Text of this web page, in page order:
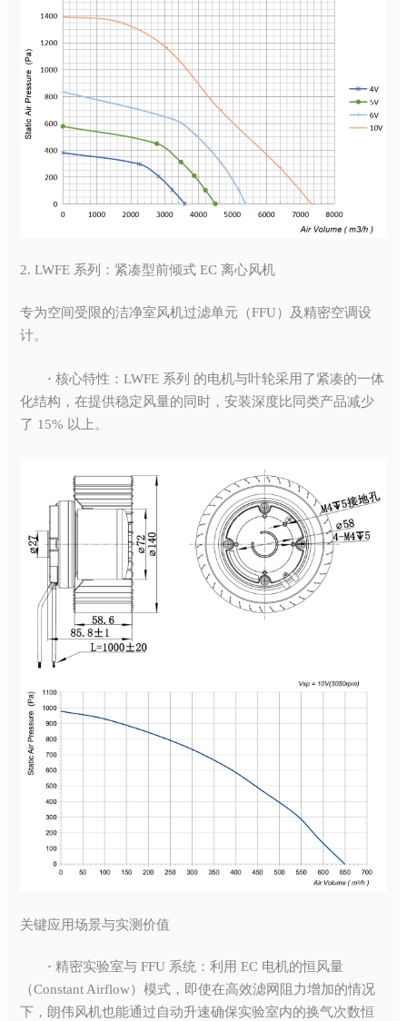
2. LWFE 系列：紧凑型前倾式 EC 离心风机
专为空间受限的洁净室风机过滤单元（FFU）及精密空调设
计。
· 核心特性：LWFE 系列 的电机与叶轮采用了紧凑的一体
化结构，在提供稳定风量的同时，安装深度比同类产品减少
了 15% 以上。
关键应用场景与实测价值
· 精密实验室与 FFU 系统：利用 EC 电机的恒风量
（Constant Airflow）模式，即使在高效滤网阻力增加的情况
下，朗伟风机也能通过自动升速确保实验室内的换气次数恒